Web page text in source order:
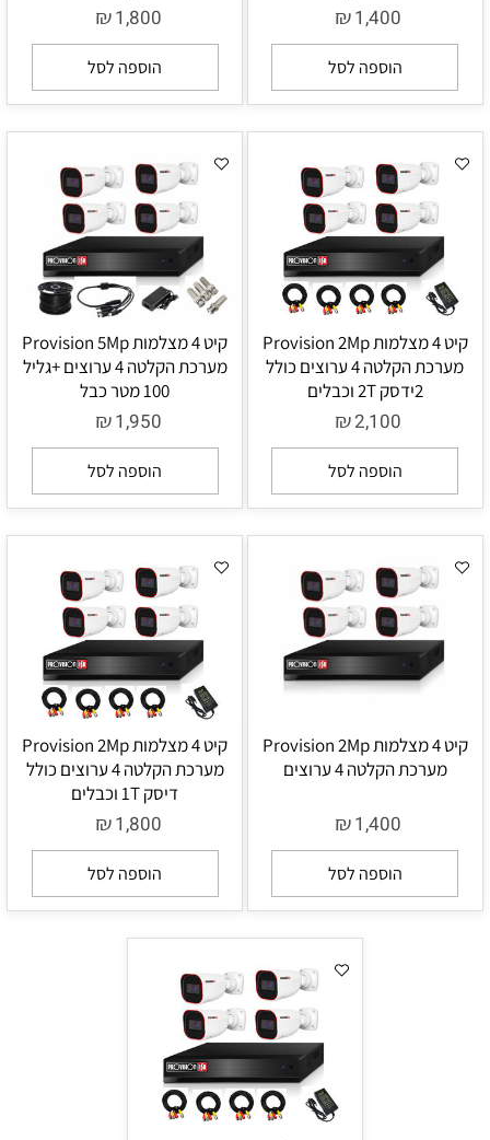
₪1,400
הוספה לסל
₪1,800
הוספה לסל
קיט 4 מצלמות Provision 2Mp
מערכת הקלטה 4 ערוצים כולל
2ידסק 2T וכבלים
₪2,100
הוספה לסל
קיט 4 מצלמות Provision 5Mp
מערכת הקלטה 4 ערוצים +גליל
100 מטר כבל
₪1,950
הוספה לסל
קיט 4 מצלמות Provision 2Mp
מערכת הקלטה 4 ערוצים
₪1,400
הוספה לסל
קיט 4 מצלמות Provision 2Mp
מערכת הקלטה 4 ערוצים כולל
דיסק 1T וכבלים
₪1,800
הוספה לסל